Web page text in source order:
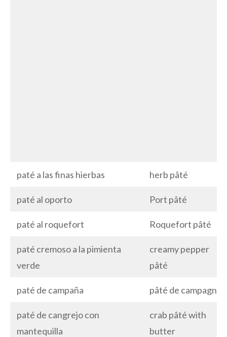
paté a las finas hierbas herb pâté
paté al oporto Port pâté
paté al roquefort Roquefort pâté
paté cremoso a la pimienta
verde
creamy pepper
pâté
paté de campaña pâté de campagne
paté de cangrejo con
mantequilla
crab pâté with
butter